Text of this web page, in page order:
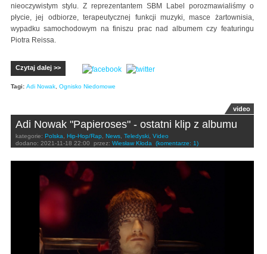
nieoczywistym stylu. Z reprezentantem SBM Label porozmawialiśmy o
płycie, jej odbiorze, terapeutycznej funkcji muzyki, masce żartownisia,
wypadku samochodowym na finiszu prac nad albumem czy featuringu
Piotra Reissa.
Czytaj dalej >>
Tagi: Adi Nowak, Ognisko Niedomowe
video
Adi Nowak "Papieroses" - ostatni klip z albumu
kategorie: Polska, Hip-Hop/Rap, News, Teledyski, Video
dodano: 2021-11-18 22:00 przez: Wiesław Kłoda (komentarze: 1)